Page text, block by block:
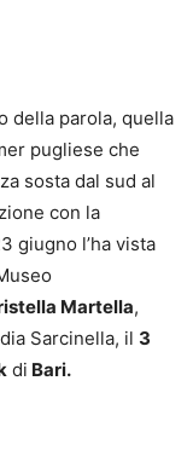
della parola, quella
pugliese che
sosta dal sud al
con la
giugno l’ha vista
Martella,
Sarcinella, il 3
di Bari.